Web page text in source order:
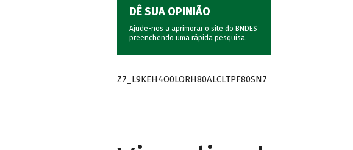
DÊ SUA OPINIÃO
Ajude-nos a aprimorar o site do BNDES
preenchendo uma rápida pesquisa.
Z7_L9KEH4O0LORH80ALCLTPF80SN7